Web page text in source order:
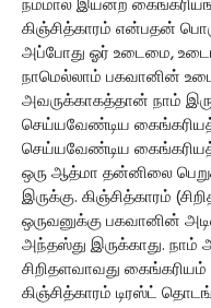
நம்மால் இயன்ற
கிஞ்சித்காரம் என்பதன்
அப்போது ஓர் உடைமை,
நாமெல்லாம் பகவானின்
அவருக்காகத்தான் நாம்
செய்யவேண்டிய
செய்யவேண்டிய
ஒரு ஆத்மா தன்னிலை
இருக்கு. கிஞ்சித்காரம்
ஒருவனுக்கு பகவானின்
அந்தஸ்து இருக்காது. நாம்
சிறிதளவாவது
கிஞ்சித்காரம் டிரஸ்ட்